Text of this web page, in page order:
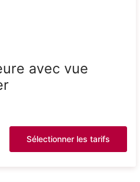
avec vue
Sélectionner les tarifs